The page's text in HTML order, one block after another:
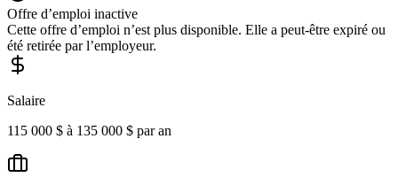
Offre d’emploi inactive
Cette offre d’emploi n’est plus disponible. Elle a peut-être expiré ou
été retirée par l’employeur.
Salaire
115 000 $ à 135 000 $ par an